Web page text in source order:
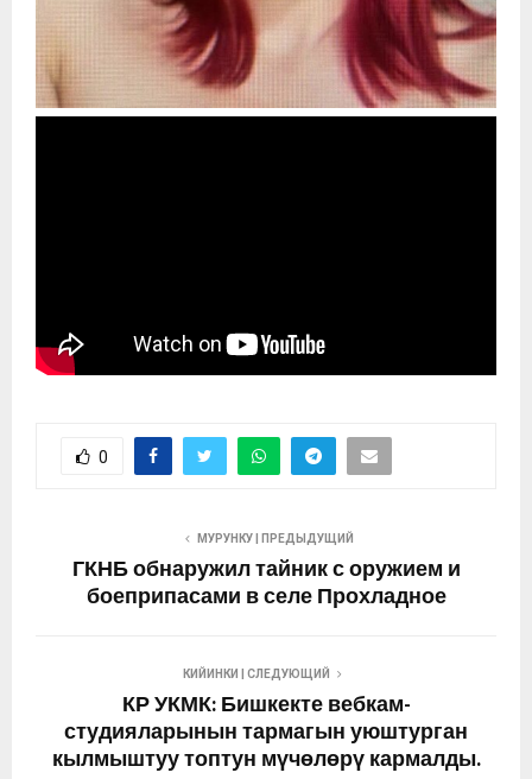
0
МУРУНКУ | ПРЕДЫДУЩИЙ
ГКНБ обнаружил тайник с оружием и
боеприпасами в селе Прохладное
КИЙИНКИ | СЛЕДУЮЩИЙ
КР УКМК: Бишкекте вебкам-
студияларынын тармагын уюштурган
кылмыштуу топтун мүчөлөрү кармалды.